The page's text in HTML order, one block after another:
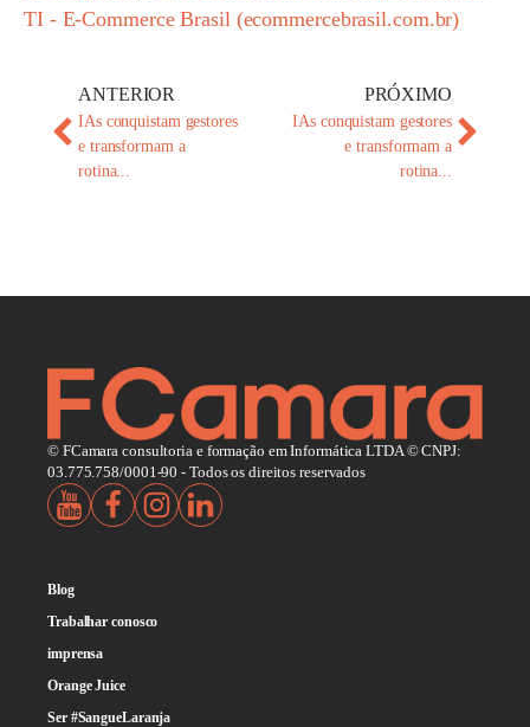
TI - E-Commerce Brasil (ecommercebrasil.com.br)
ANTERIOR
IAs conquistam gestores
e transformam a
rotina...
PRÓXIMO
IAs conquistam gestores
e transformam a
rotina...
© FCamara consultoria e formação em Informática LTDA © CNPJ:
03.775.758/0001-90 - Todos os direitos reservados
Blog
Trabalhar conosco
imprensa
Orange Juice
Ser #SangueLaranja